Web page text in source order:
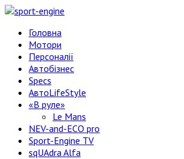
Головна
Мотори
Персоналії
Автобізнес
Specs
АвтоLifeStyle
«В руле»
Le Mans
NEV-and-ECO pro
Sport-Engine TV
sqUAdra Alfa